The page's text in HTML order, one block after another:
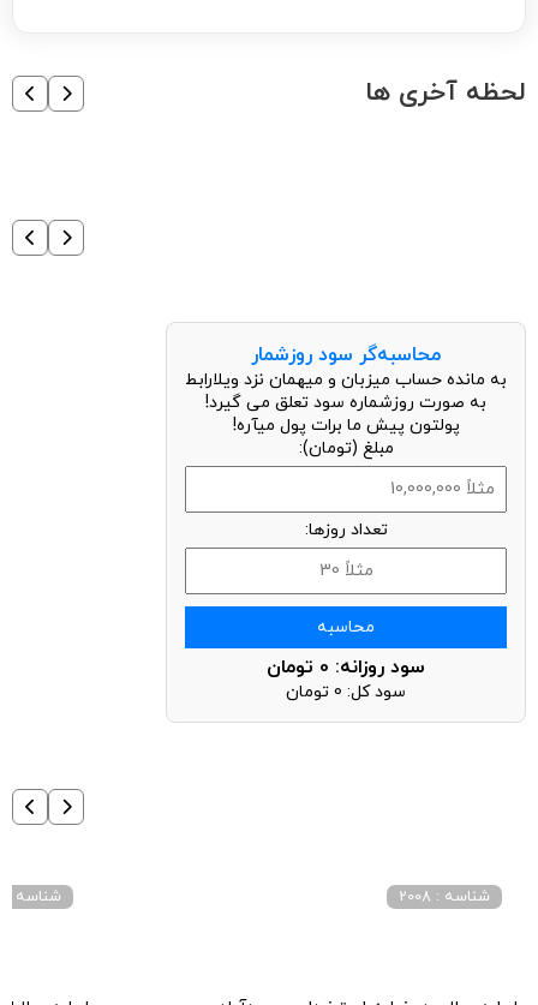
لحظه آخری ها
محاسبه‌گر سود روزشمار
به مانده حساب میزبان و میهمان نزد ویلارابط
به صورت روزشماره سود تعلق می گیرد!
پولتون پیش ما برات پول میآره!
مبلغ (تومان):
تعداد روزها:
محاسبه
سود روزانه: 0 تومان
سود کل: 0 تومان
شناسه : 2008 شناسه : 4021